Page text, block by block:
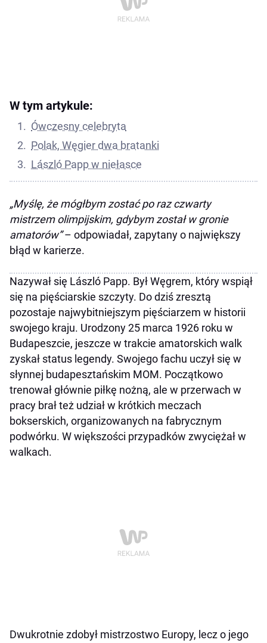
W tym artykule:
Ówczesny celebryta
Polak, Węgier dwa bratanki
László Papp w niełasce
„Myślę, że mógłbym zostać po raz czwarty
mistrzem olimpijskim, gdybym został w gronie
amatorów”– odpowiadał, zapytany o największy
błąd w karierze.
Nazywał się László Papp. Był Węgrem, który wspiął
się na pięściarskie szczyty. Do dziś zresztą
pozostaje najwybitniejszym pięściarzem w historii
swojego kraju. Urodzony 25 marca 1926 roku w
Budapeszcie, jeszcze w trakcie amatorskich walk
zyskał status legendy. Swojego fachu uczył się w
słynnej budapesztańskim MOM. Początkowo
trenował głównie piłkę nożną, ale w przerwach w
pracy brał też udział w krótkich meczach
bokserskich, organizowanych na fabrycznym
podwórku. W większości przypadków zwyciężał w
walkach.
Dwukrotnie zdobył mistrzostwo Europy, lecz o jego